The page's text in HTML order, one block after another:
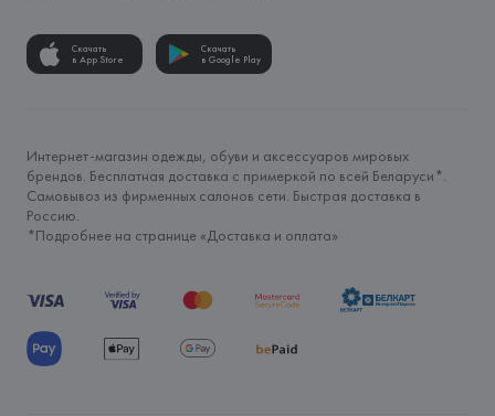
Скачать
в App Store
Скачать
в Google Play
Интернет-магазин одежды, обуви и аксессуаров мировых
брендов. Бесплатная доставка с примеркой по всей Беларуси*.
Самовывоз из фирменных салонов сети. Быстрая доставка в
Россию.
*Подробнее на странице «Доставка и оплата»